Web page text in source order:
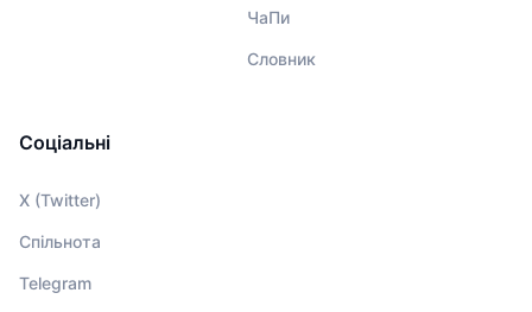
ЧаПи
Словник
Соціальні
X (Twitter)
Спільнота
Telegram